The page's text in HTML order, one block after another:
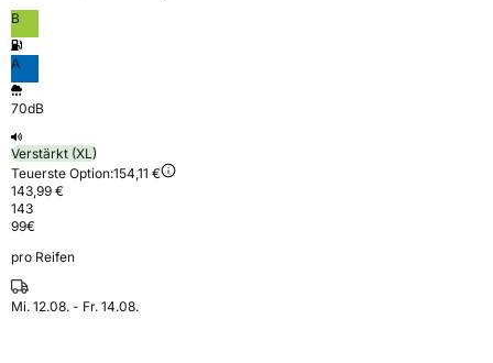
B
A
70dB
Verstärkt (XL)
Teuerste Option:154,11 €
143,99 €
143
99€
pro Reifen
Mi. 12.08. - Fr. 14.08.